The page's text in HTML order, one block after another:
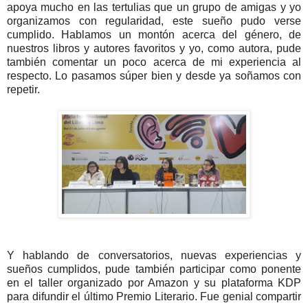
apoya mucho en las tertulias que un grupo de amigas y yo
organizamos con regularidad, este sueño pudo verse
cumplido. Hablamos un montón acerca del género, de
nuestros libros y autores favoritos y yo, como autora, pude
también comentar un poco acerca de mi experiencia al
respecto. Lo pasamos súper bien y desde ya soñamos con
repetir.
Y hablando de conversatorios, nuevas experiencias y
sueños cumplidos, pude también participar como ponente
en el taller organizado por Amazon y su plataforma KDP
para difundir el último Premio Literario. Fue genial compartir